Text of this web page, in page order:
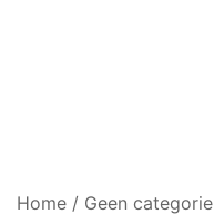
Home / Geen categorie